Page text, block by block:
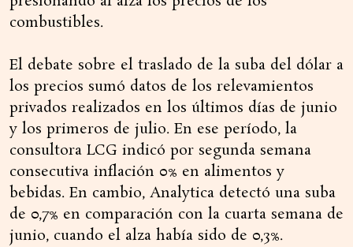
combustibles.
El debate sobre el traslado de la suba del dólar a
los precios sumó datos de los relevamientos
privados realizados en los últimos días de junio
y los primeros de julio. En ese período, la
consultora LCG indicó por segunda semana
consecutiva inflación 0% en alimentos y
bebidas. En cambio, Analytica detectó una suba
de 0,7% en comparación con la cuarta semana de
junio, cuando el alza había sido de 0,3%.